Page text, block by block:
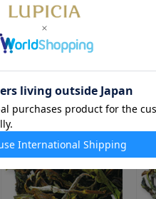
1007]
リザヒル ムーンシャイン,
2026-DJ23
2,800円
シ
数量限定 数